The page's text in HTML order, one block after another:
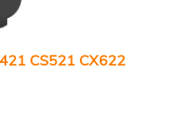
CS521 CX622